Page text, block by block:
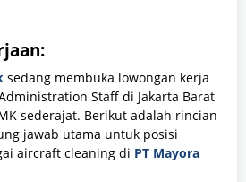
sedang membuka lowongan kerja
Staff di Jakarta Barat
sederajat. Berikut adalah rincian
jawab utama untuk posisi
aircraft cleaning di PT Mayora